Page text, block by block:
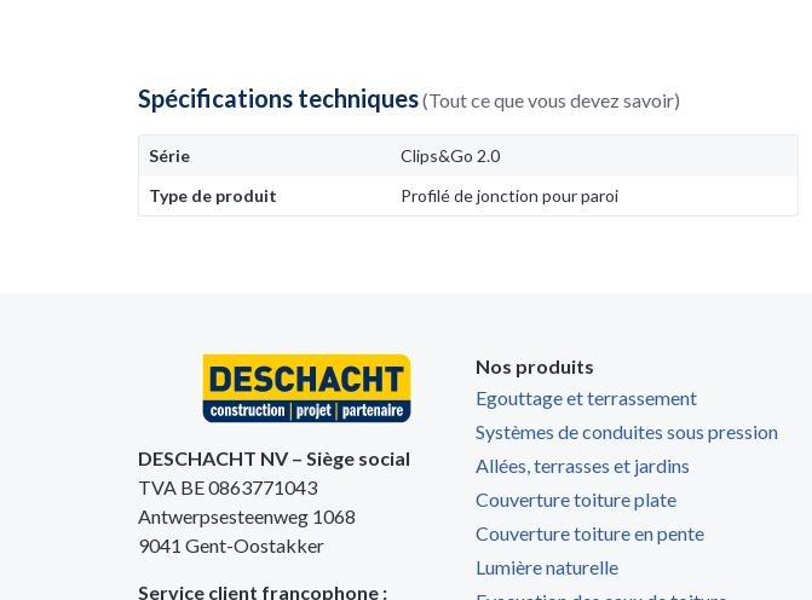
Spécifications techniques(Tout ce que vous devez savoir)
Série
Clips&Go 2.0
Type de produit
Profilé de jonction pour paroi
DESCHACHT NV – Siège social
TVA BE 0863771043
Antwerpsesteenweg 1068
9041 Gent-Oostakker
Service client francophone :
Nos produits
Egouttage et terrassement
Systèmes de conduites sous pression
Allées, terrasses et jardins
Couverture toiture plate
Couverture toiture en pente
Lumière naturelle